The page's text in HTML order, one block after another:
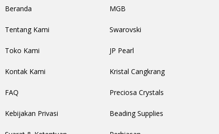
Beranda
Tentang Kami
Toko Kami
Kontak Kami
FAQ
Kebijakan Privasi
MGB
Swarovski
JP Pearl
Kristal Cangkrang
Preciosa Crystals
Beading Supplies